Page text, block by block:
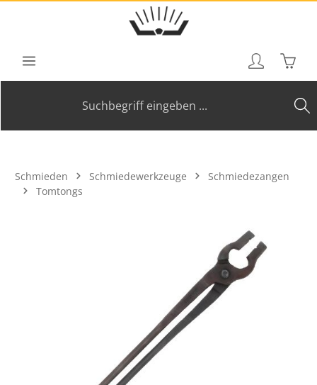
Zum Hauptinhalt springen
Schmieden Schmiedewerkzeuge
Schmiedezangen
Tomtongs